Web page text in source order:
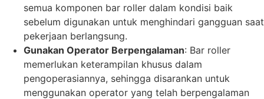
semua komponen bar roller dalam kondisi baik
sebelum digunakan untuk menghindari gangguan saat
pekerjaan berlangsung.
Gunakan Operator Berpengalaman: Bar roller
memerlukan keterampilan khusus dalam
pengoperasiannya, sehingga disarankan untuk
menggunakan operator yang telah berpengalaman